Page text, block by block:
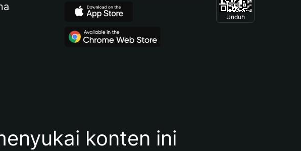
Unduh
konten ini